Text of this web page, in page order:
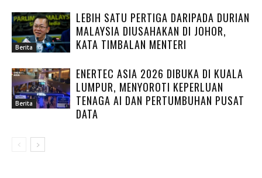
Berita
LEBIH SATU PERTIGA DARIPADA DURIAN
MALAYSIA DIUSAHAKAN DI JOHOR,
KATA TIMBALAN MENTERI
Berita
ENERTEC ASIA 2026 DIBUKA DI KUALA
LUMPUR, MENYOROTI KEPERLUAN
TENAGA AI DAN PERTUMBUHAN PUSAT
DATA